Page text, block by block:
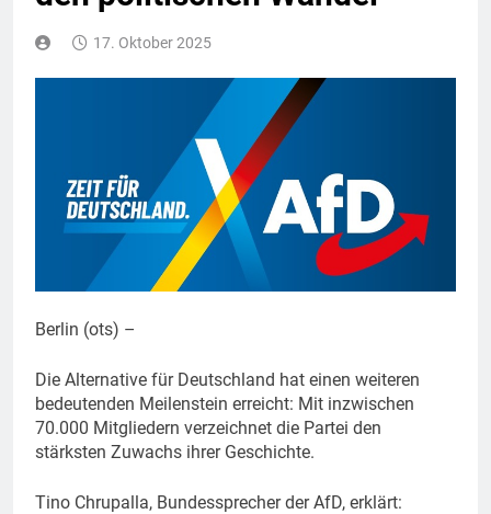
17. Oktober 2025
Berlin (ots) –
Die Alternative für Deutschland hat einen weiteren
bedeutenden Meilenstein erreicht: Mit inzwischen
70.000 Mitgliedern verzeichnet die Partei den
stärksten Zuwachs ihrer Geschichte.
Tino Chrupalla, Bundessprecher der AfD, erklärt: